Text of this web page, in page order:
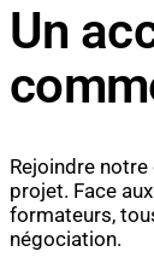
Un
Rejoindre
projet. Face
formateurs,
négociation.